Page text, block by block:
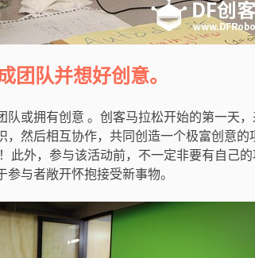
团队并想好创意。
或拥有创意 。创客马拉松开始的第一天，
，然后相互协作，共同创造一个极富创意
此外，参与该活动前，不一定非要有自己
与者敞开怀抱接受新事物。